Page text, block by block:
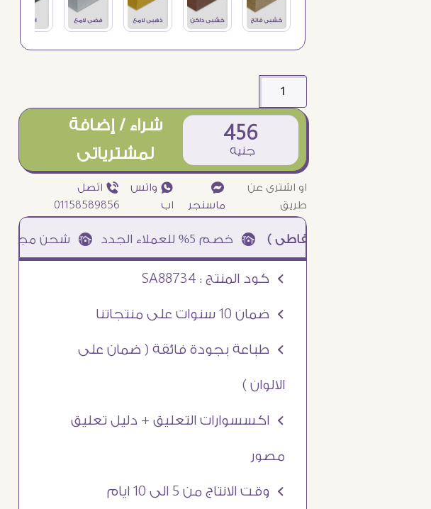
456
جنيه
شراء / إضافة
لمشترياتى
او اشترى عن
طريق
¥
ماسنجر
₧ واتس
اب
ƒ اتصل
01158589856
Ö كود المنتج : SA88734
Ö ضمان 10 سنوات على منتجاتنا
Ö طباعة بجودة فائقة ( ضمان على
الالوان )
Ö اكسسوارات التعليق + دليل تعليق
مصور
Ö وقت الانتاج من 5 الى 10 ايام